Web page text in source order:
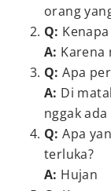
orang
Q:
A: Karena
Q:Apa
A: Di
nggak
Q: Apa
terluka?
A: Hujan